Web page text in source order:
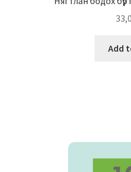
Add